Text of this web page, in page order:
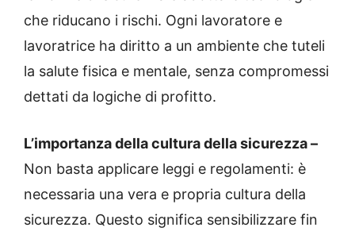
che riducano i rischi. Ogni lavoratore e
lavoratrice ha diritto a un ambiente che tuteli
la salute fisica e mentale, senza compromessi
dettati da logiche di profitto.
L’importanza della cultura della sicurezza –
Non basta applicare leggi e regolamenti: è
necessaria una vera e propria cultura della
sicurezza. Questo significa sensibilizzare fin